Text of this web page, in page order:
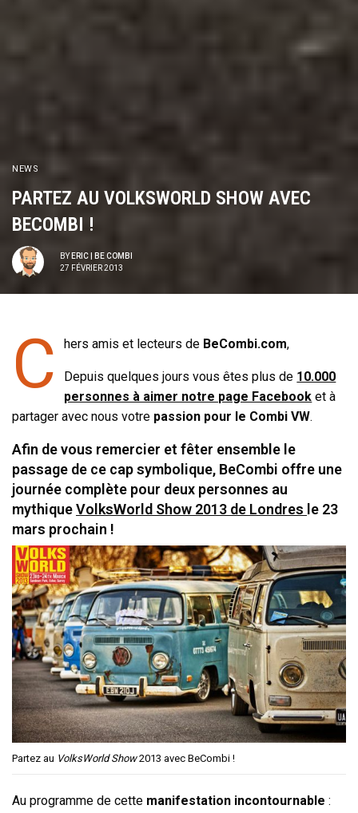
NEWS
PARTEZ AU VOLKSWORLD SHOW AVEC
BECOMBI !
BY ERIC | BE COMBI
27 FÉVRIER 2013
C hers amis et lecteurs de BeCombi.com,
Depuis quelques jours vous êtes plus de 10.000
personnes à aimer notre page Facebook et à
partager avec nous votre passion pour le Combi VW.
Afin de vous remercier et fêter ensemble le
passage de ce cap symbolique, BeCombi offre une
journée complète pour deux personnes au
mythiqueVolksWorld Show 2013 de Londres le 23
mars prochain !
Partez au VolksWorld Show2013 avec BeCombi !
Au programme de cette manifestation incontournable :